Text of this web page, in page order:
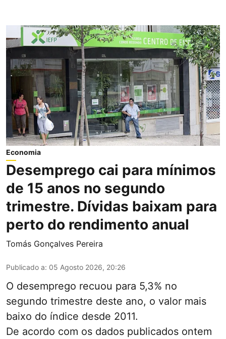
Economia
Desemprego cai para mínimos
de 15 anos no segundo
trimestre. Dívidas baixam para
perto do rendimento anual
Tomás Gonçalves Pereira
Publicado a: 05 Agosto 2026, 20:26
O desemprego recuou para 5,3% no
segundo trimestre deste ano, o valor mais
baixo do índice desde 2011.
De acordo com os dados publicados ontem